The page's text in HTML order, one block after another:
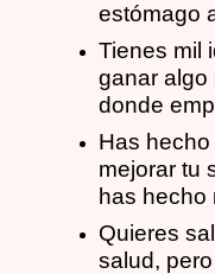
estómago
Tienes mil
ganar algo
donde
Has
mejorar tu
has hecho
Quieres
salud,